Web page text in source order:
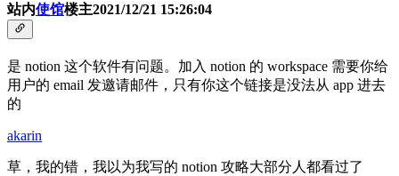
站内使馆楼主2021/12/21 15:26:04
是 notion 这个软件有问题。加入 notion 的 workspace 需要你给
用户的 email 发邀请邮件，只有你这个链接是没法从 app 进去
的
akarin
草，我的错，我以为我写的 notion 攻略大部分人都看过了